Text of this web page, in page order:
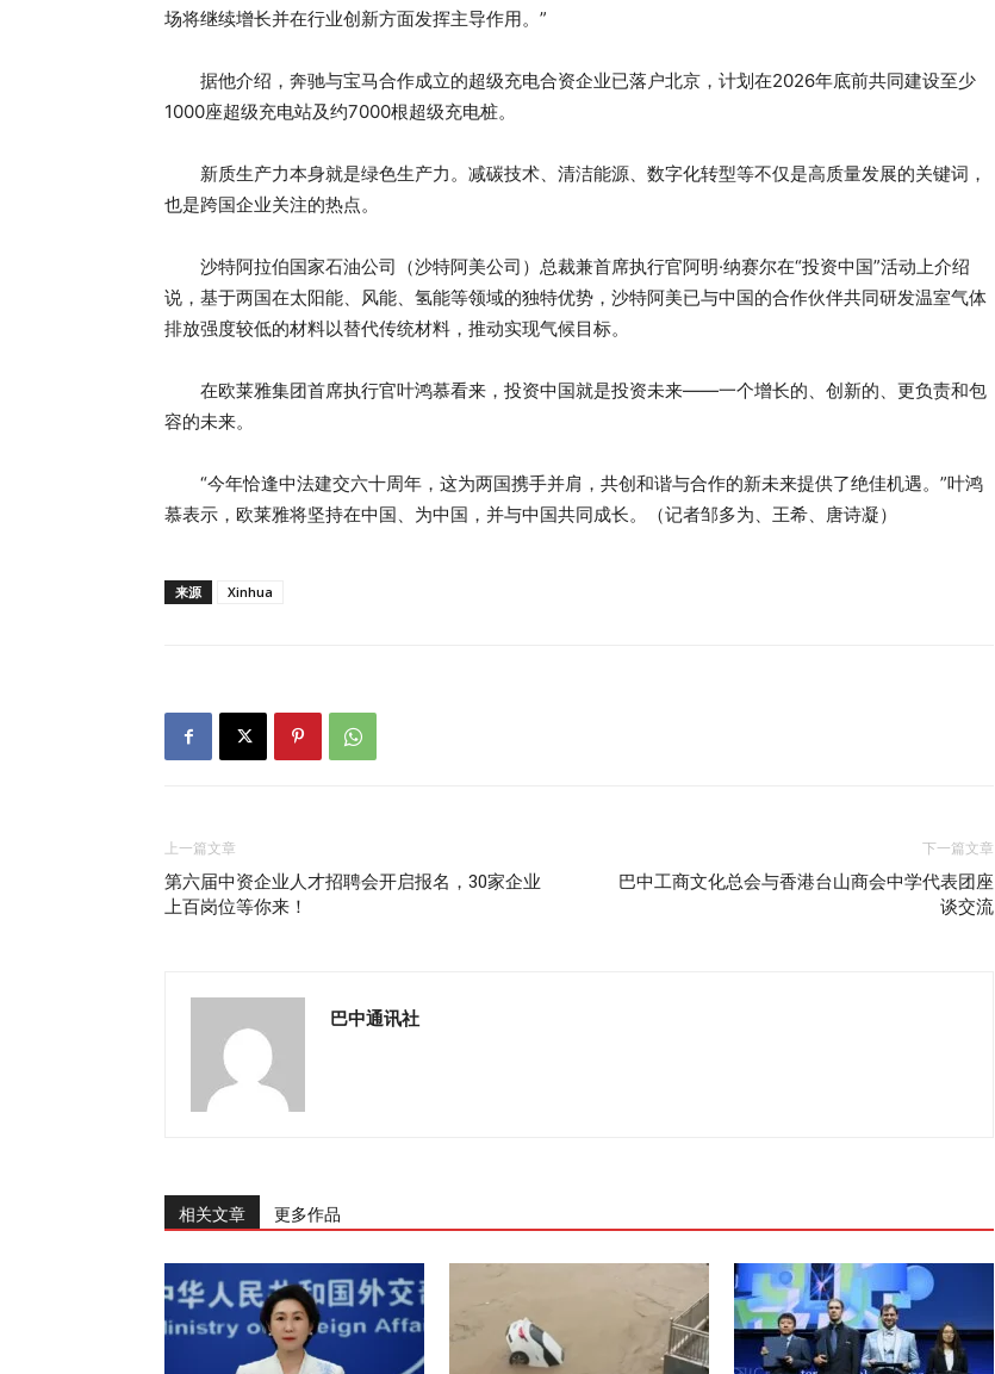
场将继续增长并在行业创新方面发挥主导作用。”
据他介绍，奔驰与宝马合作成立的超级充电合资企业已落户北京，计划在2026年底前共同建设至少
1000座超级充电站及约7000根超级充电桩。
新质生产力本身就是绿色生产力。减碳技术、清洁能源、数字化转型等不仅是高质量发展的关键词，
也是跨国企业关注的热点。
沙特阿拉伯国家石油公司（沙特阿美公司）总裁兼首席执行官阿明·纳赛尔在“投资中国”活动上介绍
说，基于两国在太阳能、风能、氢能等领域的独特优势，沙特阿美已与中国的合作伙伴共同研发温室气体
排放强度较低的材料以替代传统材料，推动实现气候目标。
在欧莱雅集团首席执行官叶鸿慕看来，投资中国就是投资未来——一个增长的、创新的、更负责和包
容的未来。
“今年恰逢中法建交六十周年，这为两国携手并肩，共创和谐与合作的新未来提供了绝佳机遇。”叶鸿
慕表示，欧莱雅将坚持在中国、为中国，并与中国共同成长。（记者邹多为、王希、唐诗凝）
来源 Xinhua
上一篇文章
第六届中资企业人才招聘会开启报名，30家企业
上百岗位等你来！
下一篇文章
巴中工商文化总会与香港台山商会中学代表团座
谈交流
巴中通讯社
相关文章 更多作品